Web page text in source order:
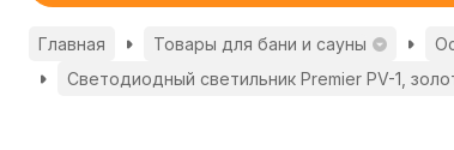
Главная Товары для бани и сауны
Светодиодный светильник Premier PV-1,